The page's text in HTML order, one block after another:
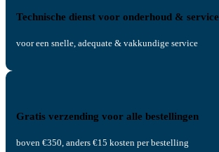
Technische dienst voor onderhoud & service
voor een snelle, adequate & vakkundige service
Gratis verzending voor alle bestellingen
boven €350, anders €15 kosten per bestelling